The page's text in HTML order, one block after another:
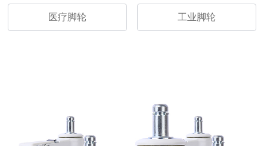
医疗脚轮 工业脚轮